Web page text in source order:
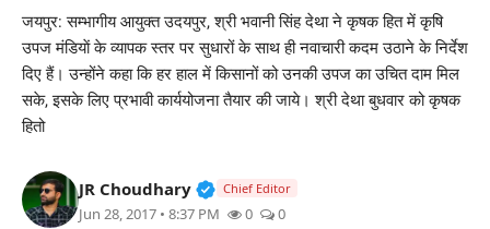
लाइफस्टाइल
मनोरंजन
विशेष
जयपुर: सम्भागीय आयुक्त उदयपुर, श्री भवानी सिंह देथा ने कृषक हित में कृषि
उपज मंडियाें के व्यापक स्तर पर सुधारों के साथ ही नवाचारी कदम उठाने के निर्देश
दिए हैं। उन्होंने कहा कि हर हाल में किसानों को उनकी उपज का उचित दाम मिल
सके, इसके लिए प्रभावी कार्ययोजना तैयार की जाये। श्री देथा बुधवार को कृषक
हितो
JR Choudhary Verified Public Figure • 30 Mar,
Chief Editor
Jun 28, 2017 • 8:37 PM 0 0